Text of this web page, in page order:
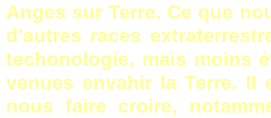
Anges sur Terre. Ce que
d'autres races
techonologie, mais moins
venues envahir la Terre. Il
nous faire croire,